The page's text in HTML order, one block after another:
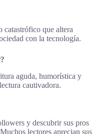
catastrófico que altera
con la tecnología.
aguda, humorística y
cautivadora.
y descubrir sus pros
lectores aprecian sus